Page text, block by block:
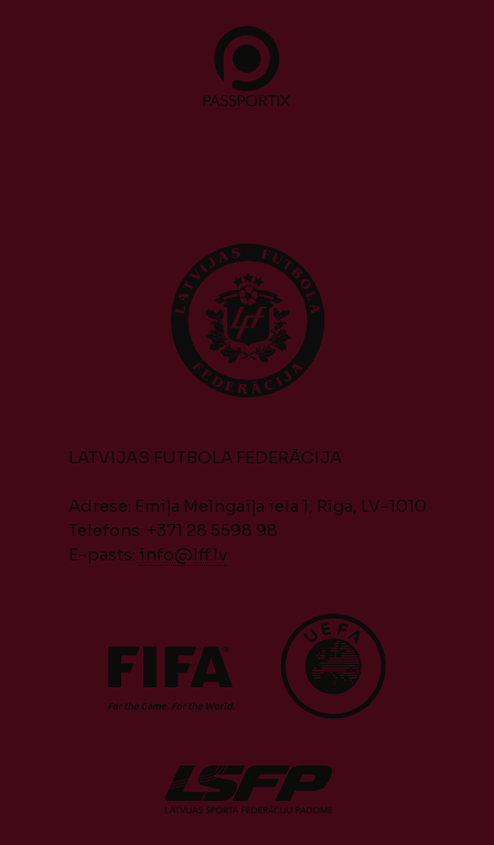
LATVIJAS FUTBOLA FEDERĀCIJA
Adrese: Emiļa Melngaiļa iela 1, Rīga, LV-1010
Telefons: +371 28 5598 98
E-pasts: info@lff.lv